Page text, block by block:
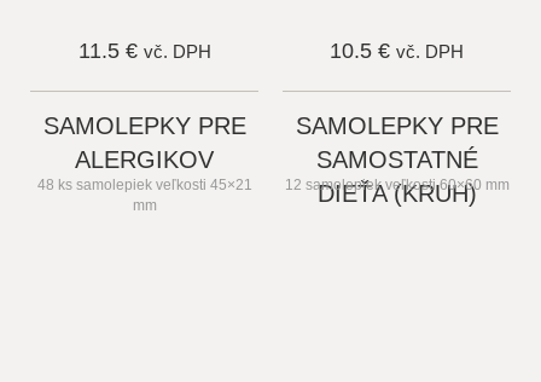
11.5 € vč. DPH 10.5 € vč. DPH
SAMOLEPKY PRE
ALERGIKOV
48 ks samolepiek veľkosti 45×21
mm
SAMOLEPKY PRE
SAMOSTATNÉ
DIEŤA (KRUH)
12 samolepiek veľkosti 60×60 mm